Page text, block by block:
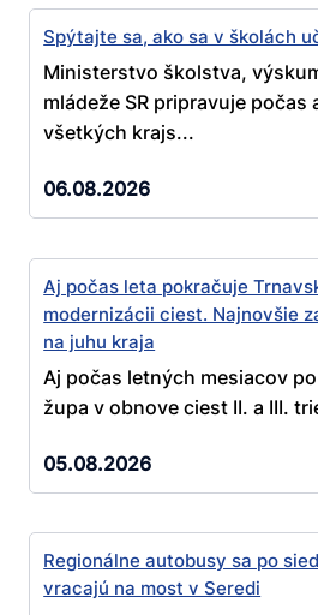
Spýtajte sa, ako sa v školách
Ministerstvo školstva,
mládeže SR pripravuje počas
všetkých krajs...
06.08.2026
Aj počas leta pokračuje
modernizácii ciest. Najnovšie
na juhu kraja
Aj počas letných mesiacov
župa v obnove ciest II. a III.
05.08.2026
Regionálne autobusy sa po
vracajú na most v Seredi